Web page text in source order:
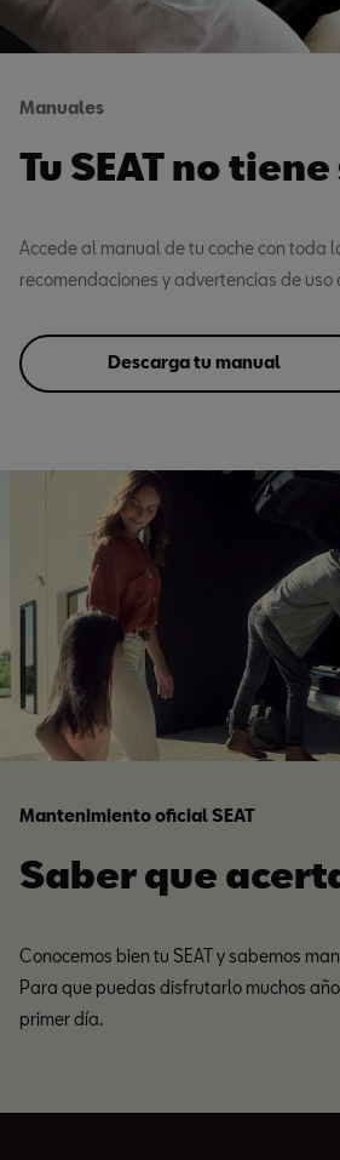
Manuales
Tu SEAT no
Accede al manual de tu coche con toda
recomendaciones y advertencias de uso
Descarga tu manual
Mantenimiento oficial SEAT
Saber que
Conocemos bien tu SEAT y sabemos
Para que puedas disfrutarlo muchos
primer día.